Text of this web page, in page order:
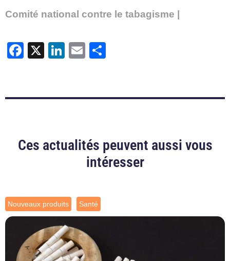
Comité national contre le tabagisme |
Facebook
X LinkedIn
Email
Ces actualités peuvent aussi vous
intéresser
Nouveaux produits Santé